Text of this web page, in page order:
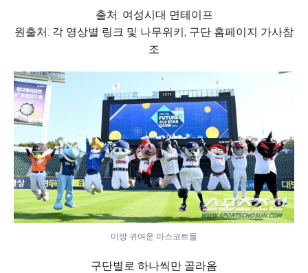
출처: 여성시대 면테이프
원출처: 각 영상별 링크 및 나무위키, 구단 홈페이지 가사참
조
미방 귀여운 마스코트들
구단별로 하나씩만 골라옴